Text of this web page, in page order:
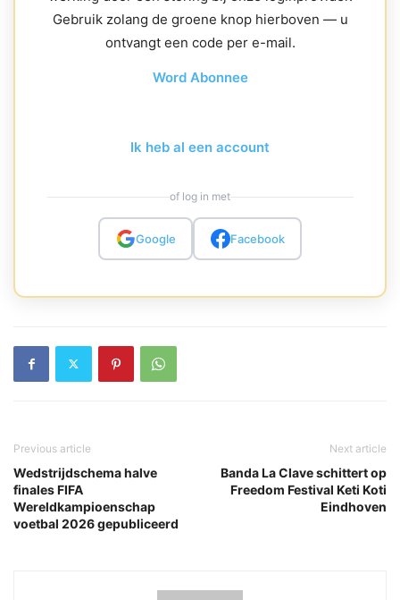
Gebruik zolang de groene knop hierboven — u
ontvangt een code per e-mail.
Word Abonnee
Ik heb al een account
of log in met
Google Facebook
Previous article
Wedstrijdschema halve
finales FIFA
Wereldkampioenschap
voetbal 2026 gepubliceerd
Next article
Banda La Clave schittert op
Freedom Festival Keti Koti
Eindhoven